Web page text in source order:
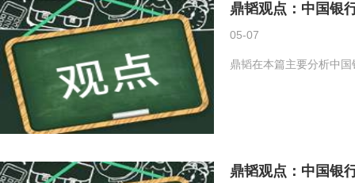
鼎韬观点：中国银
05-07
鼎韬在本篇主要分析中
鼎韬观点：中国银